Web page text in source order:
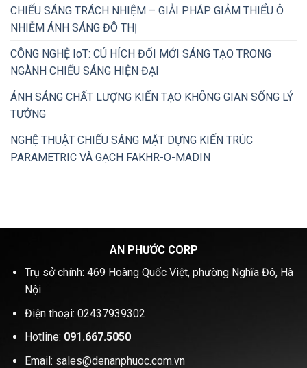
CHIẾU SÁNG TRÁCH NHIỆM – GIẢI PHÁP GIẢM THIỂU Ô
NHIỄM ÁNH SÁNG ĐÔ THỊ
CÔNG NGHỆ IoT: CÚ HÍCH ĐỔI MỚI SÁNG TẠO TRONG
NGÀNH CHIẾU SÁNG HIỆN ĐẠI
ÁNH SÁNG CHẤT LƯỢNG KIẾN TẠO KHÔNG GIAN SỐNG LÝ
TƯỞNG
NGHỆ THUẬT CHIẾU SÁNG MẶT DỰNG KIẾN TRÚC
PARAMETRIC VÀ GẠCH FAKHR-O-MADIN
AN PHƯỚC CORP
Trụ sở chính: 469 Hoàng Quốc Việt, phường Nghĩa Đô, Hà
Nội
Điện thoại: 02437939302
Hotline: 091.667.5050
Email: sales@denanphuoc.com.vn